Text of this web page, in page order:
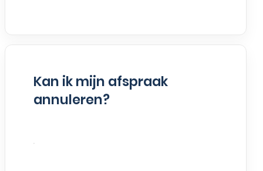
Kan ik mijn afspraak
annuleren?